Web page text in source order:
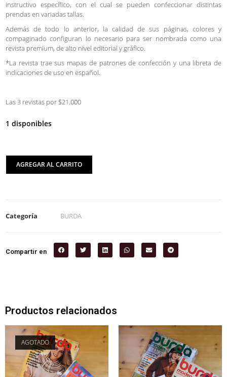
instructivo específico, con el cual se pueden confeccionar distintas
prendas en variadas tallas.
Además de todo lo anterior, la calidad de sus páginas, colores y
compaginado configuran lo necesario para ser nombrada como una
revista premium, de alto nivel editorial y gráfico.
*La revista trae sus mapas de patrones de confección y una libreta de
indicaciones de uso en español.
Las 3 revistas por $21.000
1 disponibles
AGREGAR AL CARRITO
Categoría BURDA
Compartir en
Productos relacionados
AGOTADO